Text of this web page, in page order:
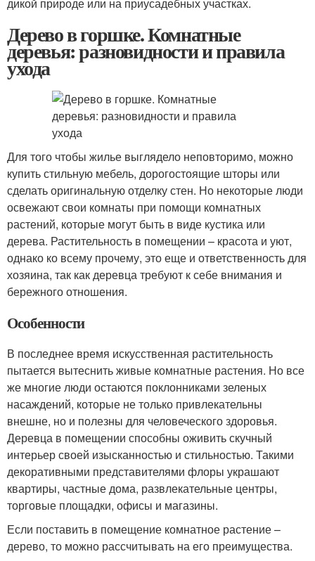
Дерево в горшке. Комнатные
деревья: разновидности и правила
ухода
Для того чтобы жилье выглядело неповторимо, можно
купить стильную мебель, дорогостоящие шторы или
сделать оригинальную отделку стен. Но некоторые люди
освежают свои комнаты при помощи комнатных
растений, которые могут быть в виде кустика или
дерева. Растительность в помещении – красота и уют,
однако ко всему прочему, это еще и ответственность для
хозяина, так как деревца требуют к себе внимания и
бережного отношения.
Особенности
В последнее время искусственная растительность
пытается вытеснить живые комнатные растения. Но все
же многие люди остаются поклонниками зеленых
насаждений, которые не только привлекательны
внешне, но и полезны для человеческого здоровья.
Деревца в помещении способны оживить скучный
интерьер своей изысканностью и стильностью. Такими
декоративными представителями флоры украшают
квартиры, частные дома, развлекательные центры,
торговые площадки, офисы и магазины.
Если поставить в помещение комнатное растение –
дерево, то можно рассчитывать на его преимущества.